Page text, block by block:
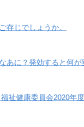
存じでしょうか。
あに？発効すると何
祉健康委員会2020年